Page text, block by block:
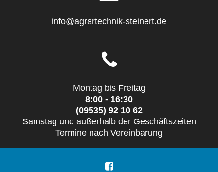
info@agrartechnik-steinert.de
Montag bis Freitag
8:00 - 16:30
(09535) 92 10 62
Samstag und außerhalb der Geschäftszeiten
Termine nach Vereinbarung